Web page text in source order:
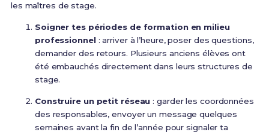
les maîtres de stage.
Soigner tes périodes de formation en milieu
professionnel: arriver à l’heure, poser des questions,
demander des retours. Plusieurs anciens élèves ont
été embauchés directement dans leurs structures de
stage.
Construire un petit réseau : garder les coordonnées
des responsables, envoyer un message quelques
semaines avant la fin de l’année pour signaler ta